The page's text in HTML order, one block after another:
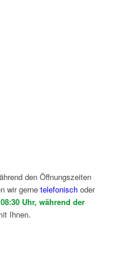
den Öffnungszeiten
wir gerne telefonischoder
Uhr, während der
Ihnen.